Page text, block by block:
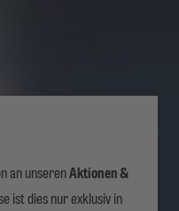
an unserenAktionen &
ist dies nur exklusiv in